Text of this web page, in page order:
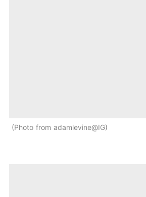
Photo from adamlevine@IG